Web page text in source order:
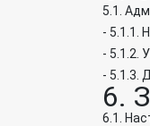
5.1.
- 5.1.1.
- 5.1.2.
- 5.1.3.
6.
6.1.